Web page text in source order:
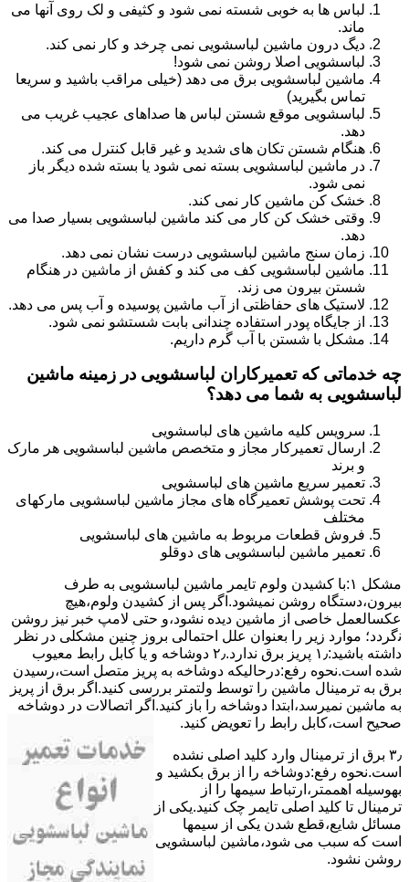
لباس ها به خوبی شسته نمی شود و کثیفی و لک روی آنها می
ماند.
دیگ درون ماشین لباسشویی نمی چرخد و کار نمی کند.
لباسشویی اصلا روشن نمی شود!
ماشین لباسشویی برق می دهد (خیلی مراقب باشید و سریعا
تماس بگیرید)
لباسشویی موقع شستن لباس ها صداهای عجیب غریب می
دهد.
هنگام شستن تکان های شدید و غیر قابل کنترل می کند.
در ماشین لباسشویی بسته نمی شود یا بسته شده دیگر باز
نمی شود.
خشک کن ماشین کار نمی کند.
وقتی خشک کن کار می کند ماشین لباسشویی بسیار صدا می
دهد.
زمان سنج ماشین لباسشویی درست نشان نمی دهد.
ماشین لباسشویی کف می کند و کفش از ماشین در هنگام
شستن بیرون می زند.
لاستیک های حفاظتی از آب ماشین پوسیده و آب پس می دهد.
از جایگاه پودر استفاده چندانی بابت شستشو نمی شود.
مشکل با شستن با آب گرم داریم.
چه خدماتی که تعمیرکاران لباسشویی در زمینه ماشین
لباسشویی به شما می دهد؟
سرویس کلیه ماشین های لباسشویی
ارسال تعمیرکار مجاز و متخصص ماشین لباسشویی هر مارک
و برند
تعمیر سریع ماشین های لباسشویی
تحت پوشش تعمیرگاه های مجاز ماشین لباسشویی مارکهای
مختلف
فروش قطعات مربوط به ماشین های لباسشویی
تعمیر ماشین لباسشویی های دوقلو
مشکل ۱:ﺑﺎ ﮐﺸﯿﺪن وﻟﻮم ﺗﺎﯾﻤﺮ ماشین لباسشویی به طرف
ﺑﯿﺮون،دستگاه روﺷﻦ نمیشود.اﮔﺮ ﭘﺲ از ﮐﺸﯿﺪن وﻟﻮم،ﻫﯿﭻ
عکسالعمل ﺧﺎﺻﯽ از ﻣﺎﺷﯿﻦ دﯾﺪه نشود،و حتی ﻻﻣﭗ ﺧﺒﺮ ﻧﯿﺰ روﺷﻦ
ﻧگردد؛ موارد زیر را بعنوان ﻋﻠﻞ احتمالی بروز چنین مشکلی در نظر
داشته باشید:۱٫ ﭘﺮﯾﺰ ﺑﺮق ﻧﺪارد.۲٫ دوﺷﺎﺧﻪ و ﯾﺎ ﮐﺎﺑﻞ راﺑﻂ ﻣﻌﯿﻮب
ﺷﺪه است.نحوه رفع:درحالیکه دوﺷﺎﺧﻪ ﺑﻪ ﭘﺮﯾﺰ ﻣﺘﺼﻞ اﺳﺖ،رﺳﯿﺪن
ﺑﺮق ﺑﻪ ﺗﺮﻣﯿﻨﺎل ﻣﺎﺷﯿﻦ را ﺗﻮﺳﻂ ولتمتر بررسی ﮐﻨﯿﺪ.اﮔﺮ ﺑﺮق از ﭘﺮﯾﺰ
ﺑﻪ ﻣﺎﺷﯿﻦ نمیرسد،اﺑﺘﺪا دوشاخه را باز کنید.اﮔﺮ اﺗﺼﺎﻻت در دوشاخه
ﺻﺤﯿﺢ اﺳﺖ،ﮐﺎﺑﻞ راﺑﻂ را ﺗﻌﻮﯾﺾ کنید.
۳٫ ﺑﺮق از ﺗﺮﻣﯿﻨﺎل وارد ﮐﻠﯿﺪ اﺻﻠﯽ ﻧﺸﺪه
است.نحوه رﻓﻊ:دوشاخه را از ﺑﺮق بکشید و
بهوسیله اهممتر،ارﺗﺒﺎط سیمها را از
ﺗﺮﻣﯿﻨﺎل ﺗﺎ ﮐﻠﯿﺪ اﺻﻠﯽ ﺗﺎﯾﻤﺮ چک کنید.یکی از
مسائل شایع،ﻗﻄﻊ شدن ﯾﮑﯽ از سیمها
است که سبب می شود،ﻣﺎﺷﯿﻦ لباسشویی
روﺷﻦ نشود.